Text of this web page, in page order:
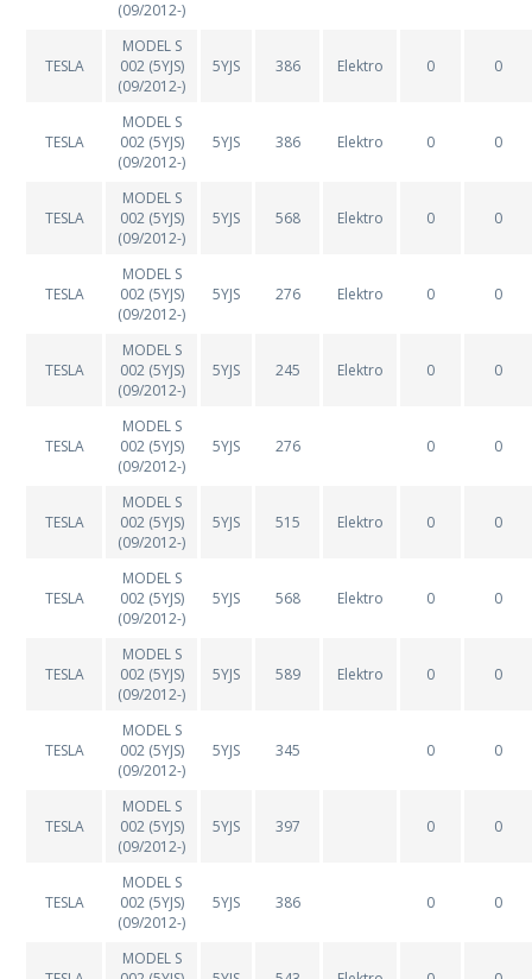
(09/2012-)
TESLA
MODEL S
002 (5YJS)
(09/2012-)
5YJS 386 Elektro 0 0
TESLA
MODEL S
002 (5YJS)
(09/2012-)
5YJS 386 Elektro 0 0
TESLA
MODEL S
002 (5YJS)
(09/2012-)
5YJS 568 Elektro 0 0
TESLA
MODEL S
002 (5YJS)
(09/2012-)
5YJS 276 Elektro 0 0
TESLA
MODEL S
002 (5YJS)
(09/2012-)
5YJS 245 Elektro 0 0
TESLA
MODEL S
002 (5YJS)
(09/2012-)
5YJS 276 0 0
TESLA
MODEL S
002 (5YJS)
(09/2012-)
5YJS 515 Elektro 0 0
TESLA
MODEL S
002 (5YJS)
(09/2012-)
5YJS 568 Elektro 0 0
TESLA
MODEL S
002 (5YJS)
(09/2012-)
5YJS 589 Elektro 0 0
TESLA
MODEL S
002 (5YJS)
(09/2012-)
5YJS 345 0 0
TESLA
MODEL S
002 (5YJS)
(09/2012-)
5YJS 397 0 0
TESLA
MODEL S
002 (5YJS)
(09/2012-)
5YJS 386 0 0
MODEL S